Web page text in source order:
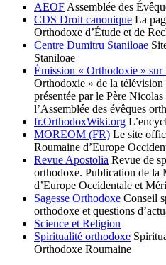
AEOF Assemblée des
CDS Droit canonique La
Orthodoxe d’Étude et de
Centre Dumitru Staniloae
Staniloae
Émission « Orthodoxie »
Orthodoxie » de la télévision
présentée par le Père
l’Assemblée des évêques
fr.OrthodoxWiki.org
MOREOM (FR) Le site
Roumaine d’Europe
Revue Apostolia Revue de
orthodoxe. Publication de la
d’Europe Occidentale et
Sagesse Orthodoxe Conseil
orthodoxe et questions
Science et Religion
Spiritualité orthodoxe
Orthodoxe Roumaine